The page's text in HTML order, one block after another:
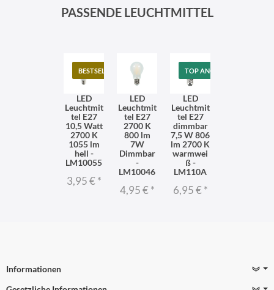
PASSENDE LEUCHTMITTEL
BESTSELLER
LED
Leuchtmit
tel E27
10,5 Watt
2700 K
1055 lm
hell -
LM10055
3,95 €*
LED
Leuchtmit
tel E27
2700 K
800 lm
7W
Dimmbar
-
LM10046
4,95 €*
TOP ANGEBOT
LED
Leuchtmit
tel E27
dimmbar
7,5 W 806
lm 2700 K
warmwei
ß -
LM110A
6,95 €*
Informationen